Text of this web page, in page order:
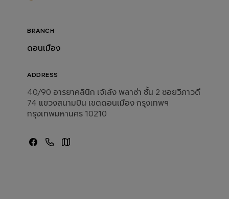
BRANCH
ดอนเมือง
ADDRESS
40/90 อารยาคลินิก เจ้เล้ง พลาซ่า ชั้น 2 ซอยวิภาวดี
74 แขวงสนามบิน เขตดอนเมือง กรุงเทพฯ
กรุงเทพมหานคร 10210